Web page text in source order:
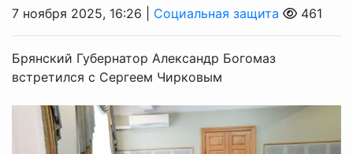
7 ноября 2025, 16:26 | Социальная защита 461
Брянский Губернатор Александр Богомаз
встретился с Сергеем Чирковым